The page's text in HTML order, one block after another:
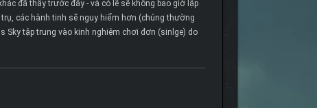
đã thấy trước đây - và có lẽ sẽ không bao giờ lập
các hành tinh sẽ nguy hiểm hơn (chúng thường
Sky tập trung vào kinh nghiệm chơi đơn (sinlge) do